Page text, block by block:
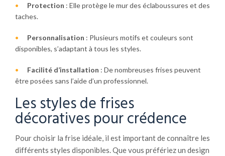
Protection : Elle protège le mur des éclaboussures et des
taches.
Personnalisation : Plusieurs motifs et couleurs sont
disponibles, s’adaptant à tous les styles.
Facilité d’installation : De nombreuses frises peuvent
être posées sans l’aide d’un professionnel.
Les styles de frises
décoratives pour crédence
Pour choisir la frise idéale, il est important de connaître les
différents styles disponibles. Que vous préfériez un design